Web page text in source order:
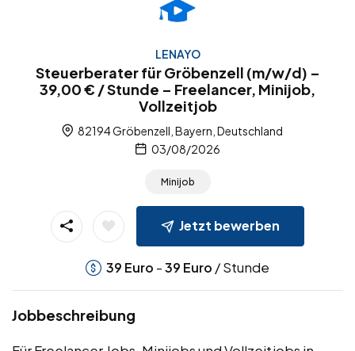
LENAYO
Steuerberater für Gröbenzell (m/w/d) –
39,00 € / Stunde – Freelancer, Minijob,
Vollzeitjob
82194 Gröbenzell, Bayern, Deutschland
03/08/2026
Minijob
Jetzt bewerben
39 Euro -39 Euro / Stunde
Jobbeschreibung